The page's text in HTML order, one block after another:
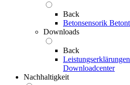
Back
Betonsensorik
Downloads
Back
Leistungserklärungen
Downloadcenter
Nachhaltigkeit